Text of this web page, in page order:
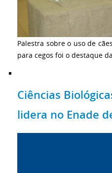
Palestra sobre o uso de
para cegos foi o destaque
Ciências
lidera no Enade